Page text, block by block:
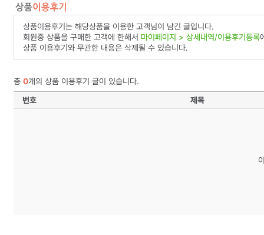
상품이용후기는 해당상품을 이용한 고객님이 남긴 글입니다.
회원중 상품을 구매한 고객에 한해서 마이페이지 > 상세내역/이용후기등록
상품 이용후기와 무관한 내용은 삭제될 수 있습니다.
총 0개의 상품 이용후기 글이 있습니다.
번호
제목